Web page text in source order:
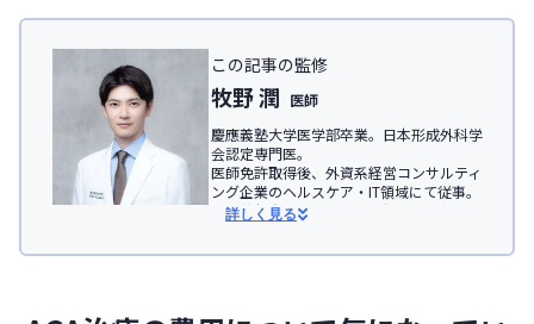
この記事の監修
牧野 潤 医師
慶應義塾大学医学部卒業。日本形成外科学
会認定専門医。
医師免許取得後、外資系経営コンサルティ
ング企業のヘルスケア・IT領域にて従事。
慶應義塾大学医学部助教を経て、美容医療
詳しく見る